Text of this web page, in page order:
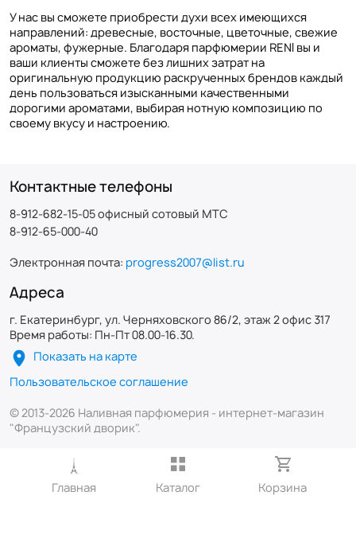
У нас вы сможете приобрести духи всех имеющихся
направлений: древесные, восточные, цветочные, свежие
ароматы, фужерные. Благодаря парфюмерии RENI вы и
ваши клиенты сможете без лишних затрат на
оригинальную продукцию раскрученных брендов каждый
день пользоваться изысканными качественными
дорогими ароматами, выбирая нотную композицию по
своему вкусу и настроению.
Контактные телефоны
8-912-682-15-05 офисный сотовый МТС
8-912-65-000-40
Электронная почта: progress2007@list.ru
Адреса
г. Екатеринбург, ул. Черняховского 86/2, этаж 2 офис 317
Время работы: Пн-Пт 08.00-16.30.
Показать на карте
Пользовательское соглашение
© 2013-2026 Наливная парфюмерия - интернет-магазин
"Французский дворик".
Главная Каталог Корзина